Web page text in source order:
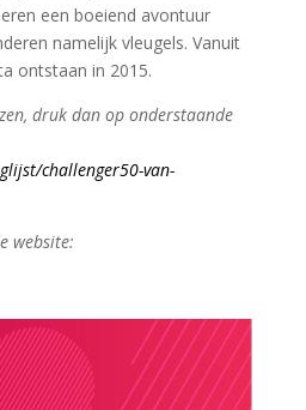
een boeiend avontuur
namelijk vleugels. Vanuit
ontstaan in 2015.
druk dan op onderstaande
challenger50-van-
website: